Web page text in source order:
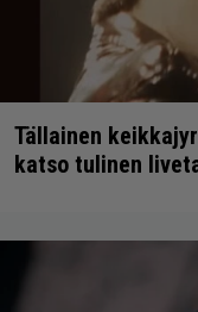
Tällainen
katso tulinen